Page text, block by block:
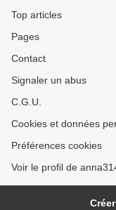
Top articles
Pages
Contact
Signaler un abus
C.G.U.
Cookies et données
Préférences cookies
Voir le profil de